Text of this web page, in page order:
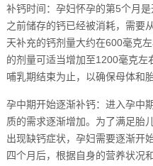
补钙时间：孕妇怀孕的第5个月
之前储存的钙已经被消耗，需要
天补充的钙剂量大约在600毫克
的剂量可适当增加至1200毫克左
哺乳期结束为止，以确保母体和
孕中期开始逐渐补钙：进入孕中
质的需求逐渐增加。为了满足胎
出现缺钙症状，孕妇需要逐渐开
四个月后，根据自身的营养状况